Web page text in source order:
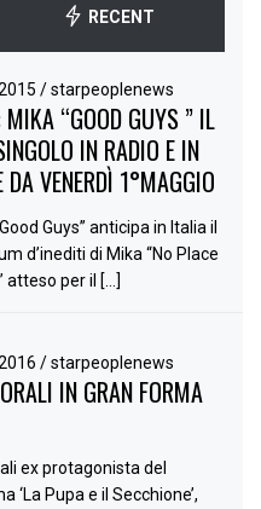
RECENT
/ starpeoplenews
“GOOD GUYS ” IL
IN RADIO E IN
DA VENERDÌ 1°MAGGIO
Guys” anticipa in Italia il
d’inediti di Mika “No Place
atteso per il […]
/ starpeoplenews
IN GRAN FORMA
ex protagonista del
‘La Pupa e il Secchione’,